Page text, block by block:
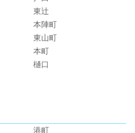
東辻
本陣町
東山町
本町
樋口
港町